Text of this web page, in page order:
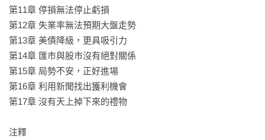
◢做出正確的決策，安心退休不是夢◤
如果你能避免犯錯，就足以大幅改善績效結果；如果你能避免
犯錯，有時又做出正確投資決策，你很有可能表現得比大部分
財經專業人士還要好！肯恩．費雪告訴你怎麼做：
●投資股市
歷年資料顯示，股票的平均表現大多是正報酬。而且在超過20
第11章 停損無法停止虧損
第12章 失業率無法預期大盤走勢
第13章 美債降級，更具吸引力
第14章 匯市與股市沒有絕對關係
第15章 局勢不安，正好進場
第16章 利用新聞找出獲利機會
第17章 沒有天上掉下來的禮物
注釋